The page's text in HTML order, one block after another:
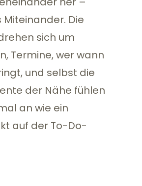
Die
sich um
Termine, wer wann
und selbst die
der Nähe fühlen
an wie ein
auf der To-Do-